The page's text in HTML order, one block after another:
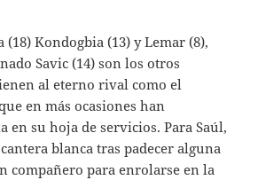
(18) Kondogbia (13) y Lemar (8),
Savic (14) son los otros
al eterno rival como el
en más ocasiones han
en su hoja de servicios. Para Saúl,
blanca tras padecer alguna
compañero para enrolarse en la